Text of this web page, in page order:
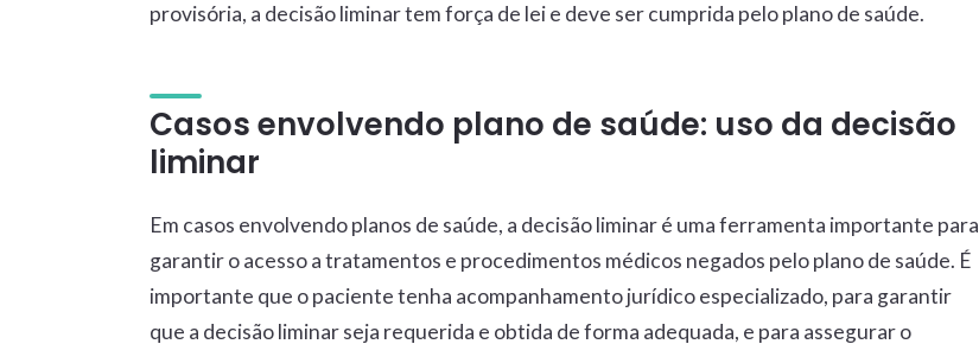
provisória, a decisão liminar tem força de lei e deve ser cumprida pelo plano de saúde.
Casos envolvendo plano de saúde: uso da decisão
liminar
Em casos envolvendo planos de saúde, a decisão liminar é uma ferramenta importante para
garantir o acesso a tratamentos e procedimentos médicos negados pelo plano de saúde. É
importante que o paciente tenha acompanhamento jurídico especializado, para garantir
que a decisão liminar seja requerida e obtida de forma adequada, e para assegurar o